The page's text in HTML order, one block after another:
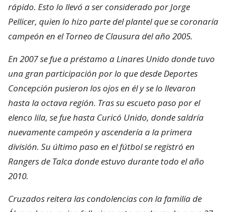
rápido. Esto lo llevó a ser considerado por Jorge
Pellicer, quien lo hizo parte del plantel que se coronaría
campeón en el Torneo de Clausura del año 2005.
En 2007 se fue a préstamo a Linares Unido donde tuvo
una gran participación por lo que desde Deportes
Concepción pusieron los ojos en él y se lo llevaron
hasta la octava región. Tras su escueto paso por el
elenco lila, se fue hasta Curicó Unido, donde saldría
nuevamente campeón y ascendería a la primera
división. Su último paso en el fútbol se registró en
Rangers de Talca donde estuvo durante todo el año
2010.
Cruzados reitera las condolencias con la familia de